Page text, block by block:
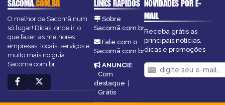
SACOMA.COM.BR
O melhor de Sacomã num
só lugar! Dicas, onde ir, o
que fazer, as melhores
empresas, locais, serviços e
muito mais no guia
Sacoma.com.br.
LINKS RÁPIDOS
Sobre
Sacomã.com.br
Fale com o
Sacomã.com.br
ANUNCIE:
Com
destaque |
Grátis
NOVIDADES POR E-
MAIL
Receba grátis as
principais notícias,
dicas e promoções